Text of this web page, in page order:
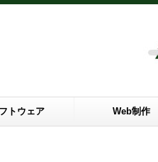
トウェア Web制作